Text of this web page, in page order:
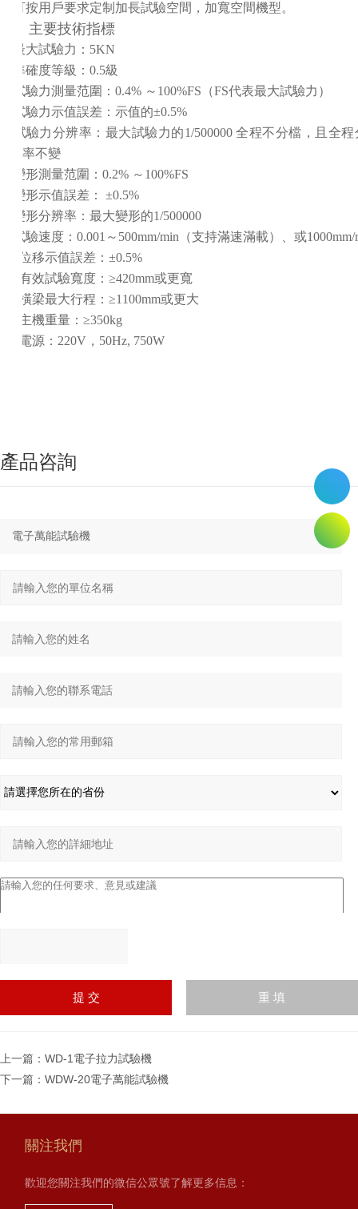
可按用戶要求定制加長試驗空間，加寬空間機型。
二、主要技術指標
最大試驗力 ： 5KN
準確度等級： 0.5級
試驗力測量范圍： 0.4% ～100%FS（FS代表最大試驗力）
試驗力示值誤差：示值的±0.5%
試驗力分辨率：最大試驗力的1/500000 全程不分檔，且全程
率不變
變形測量范圍： 0.2% ～100%FS
變形示值誤差 ：
±0.5%
變形分辨率：最大變形的1/500000
試驗速度： 0.001～500mm/min（支持滿速滿載）、或1000mm/
位移示值誤差 ： ±0.5%
有效試驗寬度： ≥420mm或更寬
橫梁最大行程： ≥1 100mm或更大
主機重量： ≥350kg
電源 ： 220V，50Hz, 750W
產品咨詢
請輸入計算結果（填寫阿
=7
上一篇： WD-1電子拉力試驗機
下一篇： WDW-20電子萬能試驗機
關注我們
歡迎您關注我們的微信公眾號了解更多信息：